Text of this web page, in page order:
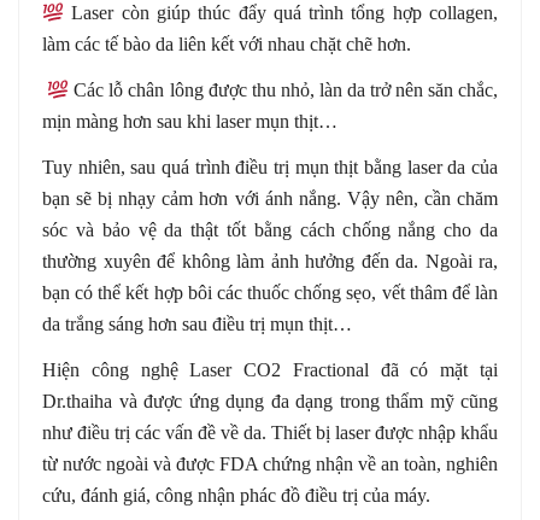
Laser còn giúp thúc đẩy quá trình tổng hợp collagen,
làm các tế bào da liên kết với nhau chặt chẽ hơn.
Các lỗ chân lông được thu nhỏ, làn da trở nên săn chắc,
mịn màng hơn sau khi laser mụn thịt…
Tuy nhiên, sau quá trình điều trị mụn thịt bằng laser da của
bạn sẽ bị nhạy cảm hơn với ánh nắng. Vậy nên, cần chăm
sóc và bảo vệ da thật tốt bằng cách chống nắng cho da
thường xuyên để không làm ảnh hưởng đến da. Ngoài ra,
bạn có thể kết hợp bôi các thuốc chống sẹo, vết thâm để làn
da trắng sáng hơn sau điều trị mụn thịt…
Hiện công nghệ Laser CO2 Fractional đã có mặt tại
Dr.thaiha và được ứng dụng đa dạng trong thẩm mỹ cũng
như điều trị các vấn đề về da. Thiết bị laser được nhập khẩu
từ nước ngoài và được FDA chứng nhận về an toàn, nghiên
cứu, đánh giá, công nhận phác đồ điều trị của máy.